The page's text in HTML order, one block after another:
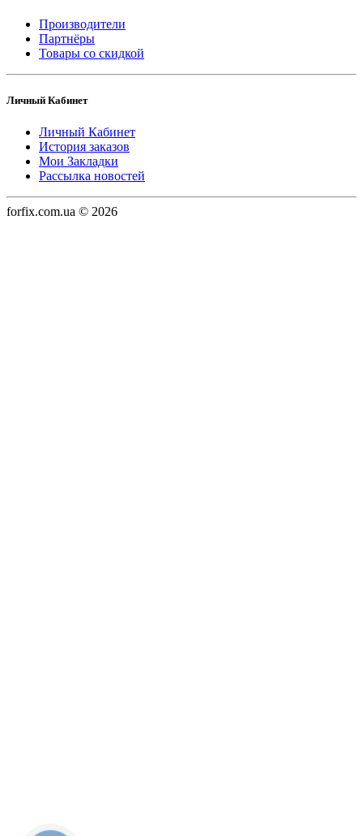
Производители
Партнёры
Товары со скидкой
Личный Кабинет
Личный Кабинет
История заказов
Мои Закладки
Рассылка новостей
forfix.com.ua © 2026